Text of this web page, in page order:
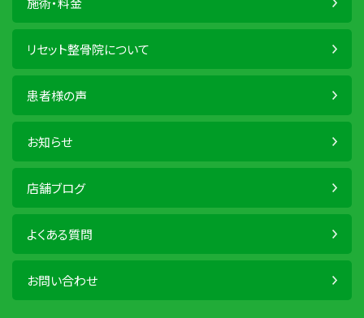
リセット整骨院について
患者様の声
お知らせ
店舗ブログ
よくある質問
お問い合わせ